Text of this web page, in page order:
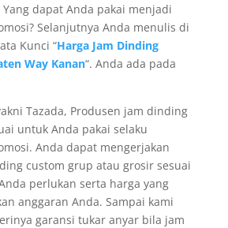
dapat Anda pakai menjadi
Selanjutnya Anda menulis di
Kunci “Harga Jam Dinding
Way Kanan“. Anda ada pada
Tazada, Produsen jam dinding
untuk Anda pakai selaku
Anda dapat mengerjakan
custom grup atau grosir sesuai
perlukan serta harga yang
anggaran Anda. Sampai kami
garansi tukar anyar bila jam